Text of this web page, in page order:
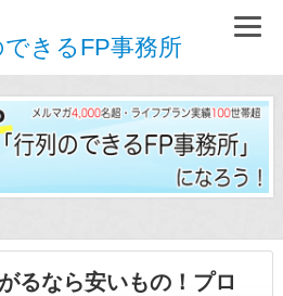
できるFP事務所
るなら安いもの！プロ